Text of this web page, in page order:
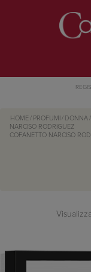
HOME / PROFUMI / DONNA /
NARCISO RODRIGUEZ
COFANETTO NARCISO